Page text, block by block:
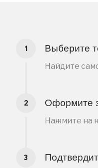
Выберите
Найдите
Оформите
Нажмите на